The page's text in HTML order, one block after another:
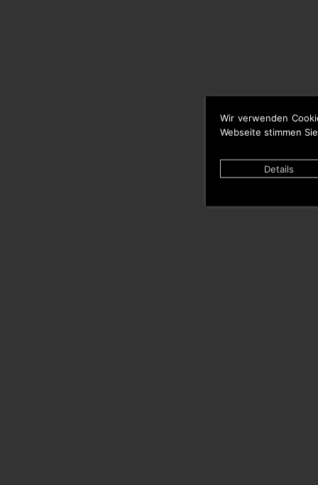
Wir verwenden
Webseite stimmen
Details